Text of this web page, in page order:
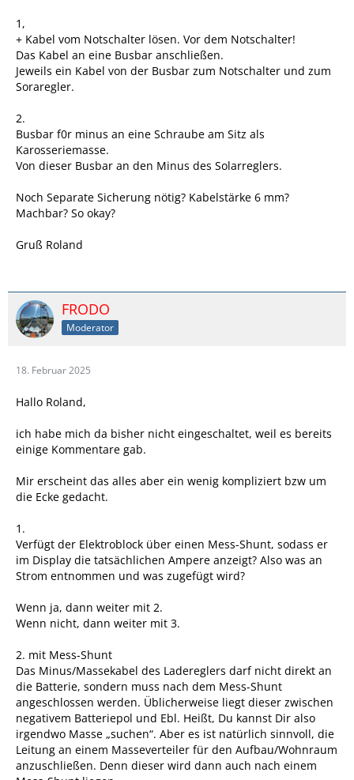
1,
+ Kabel vom Notschalter lösen. Vor dem Notschalter!
Das Kabel an eine Busbar anschließen.
Jeweils ein Kabel von der Busbar zum Notschalter und zum
Soraregler.
2.
Busbar f0r minus an eine Schraube am Sitz als
Karosseriemasse.
Von dieser Busbar an den Minus des Solarreglers.
Noch Separate Sicherung nötig? Kabelstärke 6 mm?
Machbar? So okay?
Gruß Roland
FRODO
Moderator
18. Februar 2025
Hallo Roland,
ich habe mich da bisher nicht eingeschaltet, weil es bereits
einige Kommentare gab.
Mir erscheint das alles aber ein wenig kompliziert bzw um
die Ecke gedacht.
1.
Verfügt der Elektroblock über einen Mess-Shunt, sodass er
im Display die tatsächlichen Ampere anzeigt? Also was an
Strom entnommen und was zugefügt wird?
Wenn ja, dann weiter mit 2.
Wenn nicht, dann weiter mit 3.
2. mit Mess-Shunt
Das Minus/Massekabel des Ladereglers darf nicht direkt an
die Batterie, sondern muss nach dem Mess-Shunt
angeschlossen werden. Üblicherweise liegt dieser zwischen
negativem Batteriepol und Ebl. Heißt, Du kannst Dir also
irgendwo Masse „suchen“. Aber es ist natürlich sinnvoll, die
Leitung an einem Masseverteiler für den Aufbau/Wohnraum
anzuschließen. Denn dieser wird dann auch nach einem